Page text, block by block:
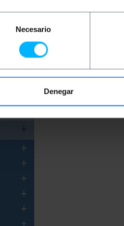
Necesario
Denegar
+
-
+
+
+
+
+
+
+